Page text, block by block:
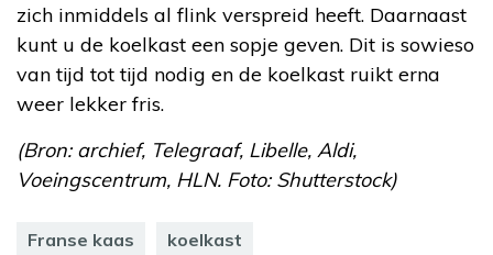
zich inmiddels al flink verspreid heeft. Daarnaast
kunt u de koelkast een sopje geven. Dit is sowieso
van tijd tot tijd nodig en de koelkast ruikt erna
weer lekker fris.
(Bron: archief, Telegraaf, Libelle, Aldi,
Voeingscentrum, HLN. Foto: Shutterstock)
Franse kaas koelkast